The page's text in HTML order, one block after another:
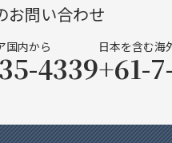
お問い合わせ
国内から
4339
日本を含む海
+61-